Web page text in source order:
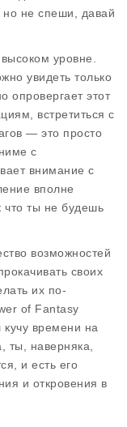
но не спеши, давай
уровне.
увидеть только
опровергает этот
встретиться с
— это просто
с
внимание с
вполне
что ты не будешь
возможностей
своих
их по-
of Fantasy
кучу времени на
ты, наверняка,
и есть его
и откровения в